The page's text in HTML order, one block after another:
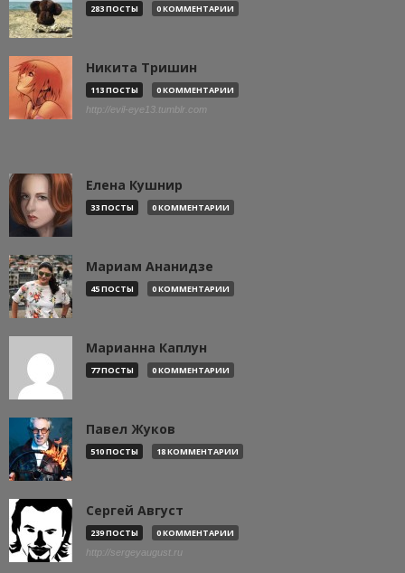
283 ПОСТЫ 0 КОММЕНТАРИИ
Никита Тришин
113 ПОСТЫ 0 КОММЕНТАРИИ
http://evil-eye13.tumblr.com
Елена Кушнир
33 ПОСТЫ 0 КОММЕНТАРИИ
Мариам Ананидзе
45 ПОСТЫ 0 КОММЕНТАРИИ
Марианна Каплун
77 ПОСТЫ 0 КОММЕНТАРИИ
Павел Жуков
510 ПОСТЫ 18 КОММЕНТАРИИ
Сергей Август
239 ПОСТЫ 0 КОММЕНТАРИИ
http://sergeyaugust.ru